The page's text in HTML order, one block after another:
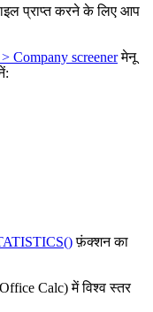
प्राप्त करने के लिए आप
Company screenerमेनू
फ़ंक्शन का
Calc) में विश्व स्तर